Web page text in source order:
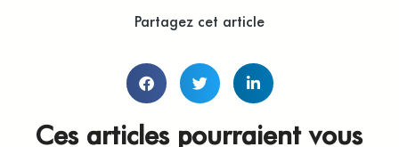
Partagez cet article
Ces articles pourraient vous